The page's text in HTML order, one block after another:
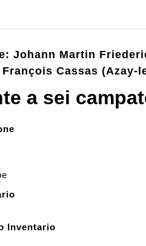
Didattica e visite
Rassegna stampa
Johann Martin
Cassas (Azay-
a sei
Inventario